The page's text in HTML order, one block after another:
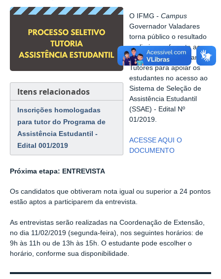
Itens relacionados
Inscrições homologadas
para tutor do Programa de
Assistência Estudantil -
Edital 001/2019
O IFMG -Campus
Governador Valadares
torna público o resultado
preliminar referente ao
Processo Seletivo para
Tutores para apoiar os
estudantes no acesso ao
Sistema de Seleção de
Assistência Estudantil
(SSAE) - Edital Nº
01/2019.
ACESSE AQUI O
DOCUMENTO
Próxima etapa: ENTREVISTA
Os candidatos que obtiveram nota igual ou superior a 24 pontos
estão aptos a participarem da entrevista.
As entrevistas serão realizadas na Coordenação de Extensão,
no dia 11/02/2019 (segunda-feira), nos seguintes horários: de
9h às 11h ou de 13h às 15h. O estudante pode escolher o
horário, conforme sua disponibilidade.